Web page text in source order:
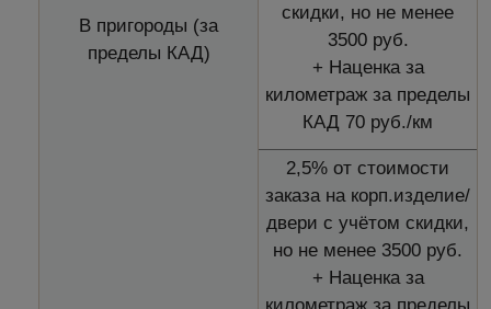
В пригороды (за
пределы КАД)
скидки, но не менее
3500 руб.
+ Наценка за
километраж за пределы
КАД 70 руб./км
2,5% от стоимости
заказа на корп.изделие/
двери с учётом скидки,
но не менее 3500 руб.
+ Наценка за
километраж за пределы